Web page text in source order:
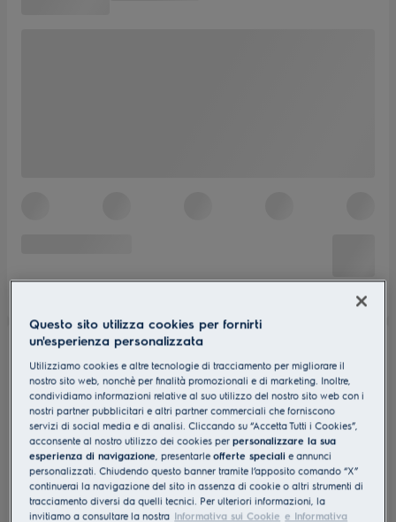
Questo sito utilizza cookies per fornirti
un'esperienza personalizzata
Utilizziamo cookies e altre tecnologie di tracciamento per migliorare il
nostro sito web, nonchè per finalità promozionali e di marketing. Inoltre,
condividiamo informazioni relative al suo utilizzo del nostro sito web con i
nostri partner pubblicitari e altri partner commerciali che forniscono
servizi di social media e di analisi. Cliccando su “Accetta Tutti i Cookies”,
acconsente al nostro utilizzo dei cookies perpersonalizzare la sua
esperienza di navigazione, presentarleofferte speciali e annunci
personalizzati. Chiudendo questo banner tramite l’apposito comando “X”
continuerai la navigazione del sito in assenza di cookie o altri strumenti di
tracciamento diversi da quelli tecnici. Per ulteriori informazioni, la
invitiamo a consultare la nostra Informativa sui Cookie e Informativa